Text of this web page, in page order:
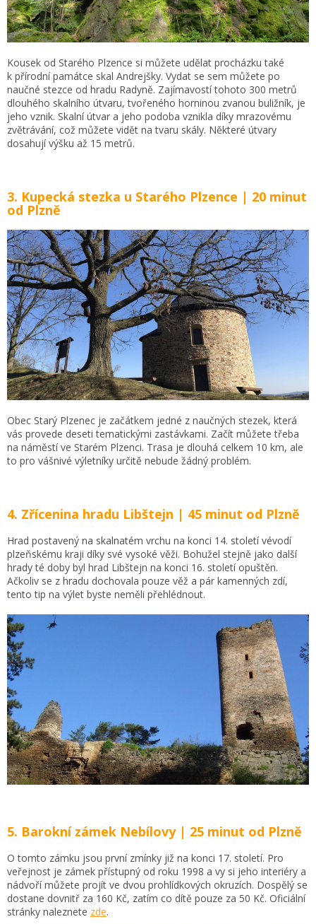
Kousek od Starého Plzence si můžete udělat procházku také
k přírodní památce skal Andrejšky. Vydat se sem můžete po
naučné stezce od hradu Radyně. Zajímavostí tohoto 300 metrů
dlouhého skalního útvaru, tvořeného horninou zvanou buližník, je
jeho vznik. Skalní útvar a jeho podoba vznikla díky mrazovému
zvětrávání, což můžete vidět na tvaru skály. Některé útvary
dosahují výšku až 15 metrů.
3. Kupecká stezka u Starého Plzence | 20 minut
od Plzně
Obec Starý Plzenec je začátkem jedné z naučných stezek, která
vás provede deseti tematickými zastávkami. Začít můžete třeba
na náměstí ve Starém Plzenci. Trasa je dlouhá celkem 10 km, ale
to pro vášnivé výletníky určitě nebude žádný problém.
4. Zřícenina hradu Libštejn | 45 minut od Plzně
Hrad postavený na skalnatém vrchu na konci 14. století vévodí
plzeňskému kraji díky své vysoké věži. Bohužel stejně jako další
hrady té doby byl hrad Libštejn na konci 16. století opuštěn.
Ačkoliv se z hradu dochovala pouze věž a pár kamenných zdí,
tento tip na výlet byste neměli přehlédnout.
5. Barokní zámek Nebílovy | 25 minut od Plzně
O tomto zámku jsou první zmínky již na konci 17. století. Pro
veřejnost je zámek přístupný od roku 1998 a vy si jeho interiéry a
nádvoří můžete projít ve dvou prohlídkových okruzích. Dospělý se
dostane dovnitř za 160 Kč, zatím co dítě pouze za 50 Kč. Oficiální
stránky naleznete zde.